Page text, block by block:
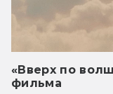
«Вверх по
фильма